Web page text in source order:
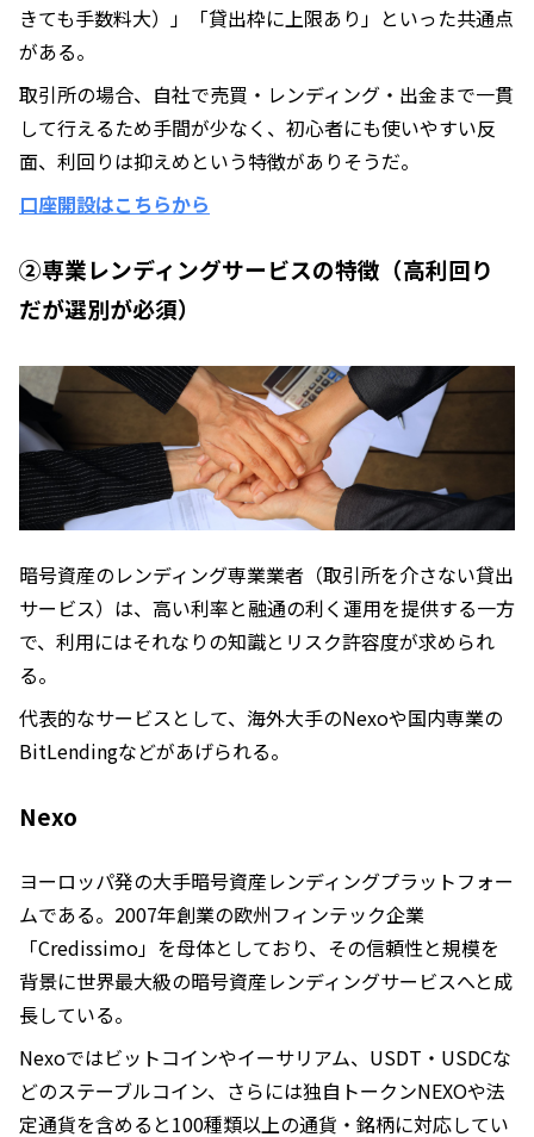
きても手数料大）」「貸出枠に上限あり」といった共通点
がある。
取引所の場合、自社で売買・レンディング・出金まで一貫
して行えるため手間が少なく、初心者にも使いやすい反
面、利回りは抑えめという特徴がありそうだ。
口座開設はこちらから
②専業レンディングサービスの特徴（高利回り
だが選別が必須）
暗号資産のレンディング専業業者（取引所を介さない貸出
サービス）は、高い利率と融通の利く運用を提供する一方
で、利用にはそれなりの知識とリスク許容度が求められ
る。
代表的なサービスとして、海外大手のNexoや国内専業の
BitLendingなどがあげられる。
Nexo
ヨーロッパ発の大手暗号資産レンディングプラットフォー
ムである。2007年創業の欧州フィンテック企業
「Credissimo」を母体としており、その信頼性と規模を
背景に世界最大級の暗号資産レンディングサービスへと成
長している。
Nexoではビットコインやイーサリアム、USDT・USDCな
どのステーブルコイン、さらには独自トークンNEXOや法
定通貨を含めると100種類以上の通貨・銘柄に対応してい